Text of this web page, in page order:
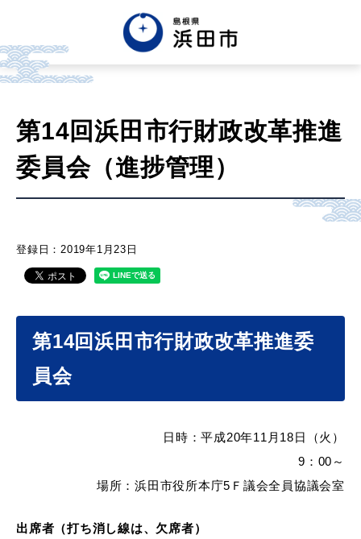
한글 Tiếng việt Tagalog
市政情報
くらし・手続き・
産業・ビジネス
スポーツ
移住・定住 （はまだぐらし）
第14回浜田市行財政改革推進
委員会（進捗管理）
登録日：2019年1月23日
第14回浜田市行財政改革推進委
員会
日時：平成20年11月18日（火）
9：00～
場所：浜田市役所本庁5Ｆ議会全員協議会室
出席者（打ち消し線は、欠席者）